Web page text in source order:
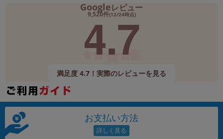
Googleレビュー
9,520件(12/24時点)
4.7
満足度 4.7！実際のレビューを見る
お支払い方法